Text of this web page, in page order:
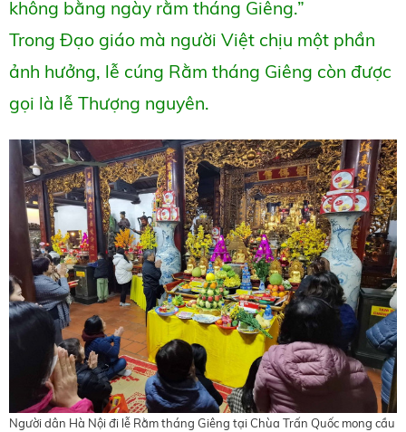
không bằng ngày rằm tháng Giêng.”
Trong Đạo giáo mà người Việt chịu một phần
ảnh hưởng, lễ cúng Rằm tháng Giêng còn được
gọi là lễ Thượng nguyên.
Người dân Hà Nội đi lễ Rằm tháng Giêng tại Chùa Trấn Quốc mong cầu